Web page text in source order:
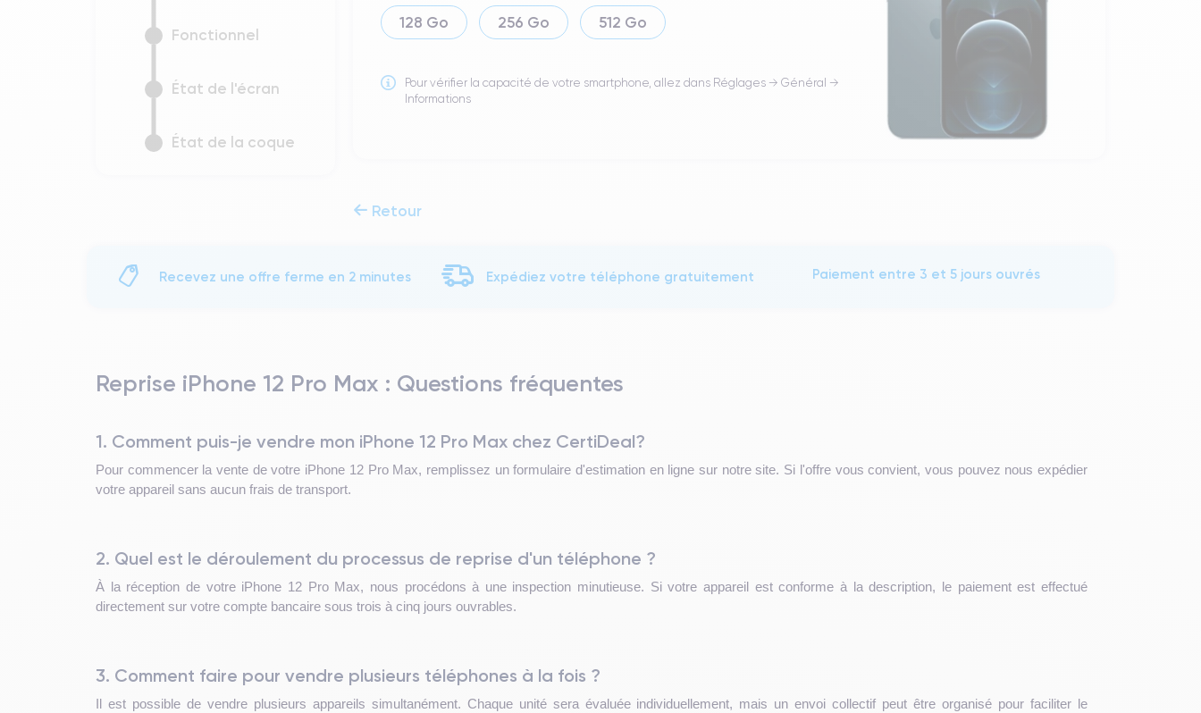
128 Go 256 Go 512 Go
Pour vérifier la capacité de votre smartphone, allez dans Réglages → Général →
Informations
Fonctionnel
État de l'écran
État de la coque
Retour
Recevez une offre ferme en 2 minutes Expédiez votre téléphone gratuitement Paiement entre 3 et 5 jours ouvrés
Reprise iPhone 12 Pro Max : Questions fréquentes
1. Comment puis-je vendre mon iPhone 12 Pro Max chez CertiDeal?
Pour commencer la vente de votre iPhone 12 Pro Max, remplissez un formulaire d'estimation en ligne sur notre site. Si l'offre vous convient, vous pouvez nous expédier
votre appareil sans aucun frais de transport.
2. Quel est le déroulement du processus de reprise d'un téléphone ?
À la réception de votre iPhone 12 Pro Max, nous procédons à une inspection minutieuse. Si votre appareil est conforme à la description, le paiement est effectué
directement sur votre compte bancaire sous trois à cinq jours ouvrables.
3. Comment faire pour vendre plusieurs téléphones à la fois ?
Il est possible de vendre plusieurs appareils simultanément. Chaque unité sera évaluée individuellement, mais un envoi collectif peut être organisé pour faciliter le